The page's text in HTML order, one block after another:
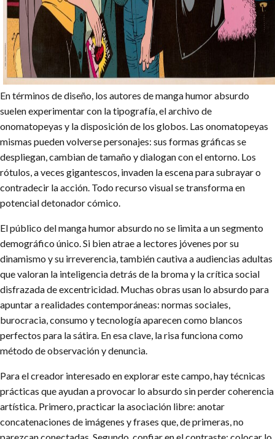
En términos de diseño, los autores de manga humor absurdo
suelen experimentar con la tipografía, el archivo de
onomatopeyas y la disposición de los globos. Las onomatopeyas
mismas pueden volverse personajes: sus formas gráficas se
despliegan, cambian de tamaño y dialogan con el entorno. Los
rótulos, a veces gigantescos, invaden la escena para subrayar o
contradecir la acción. Todo recurso visual se transforma en
potencial detonador cómico.
El público del manga humor absurdo no se limita a un segmento
demográfico único. Si bien atrae a lectores jóvenes por su
dinamismo y su irreverencia, también cautiva a audiencias adultas
que valoran la inteligencia detrás de la broma y la crítica social
disfrazada de excentricidad. Muchas obras usan lo absurdo para
apuntar a realidades contemporáneas: normas sociales,
burocracia, consumo y tecnología aparecen como blancos
perfectos para la sátira. En esa clave, la risa funciona como
método de observación y denuncia.
Para el creador interesado en explorar este campo, hay técnicas
prácticas que ayudan a provocar lo absurdo sin perder coherencia
artística. Primero, practicar la asociación libre: anotar
concatenaciones de imágenes y frases que, de primeras, no